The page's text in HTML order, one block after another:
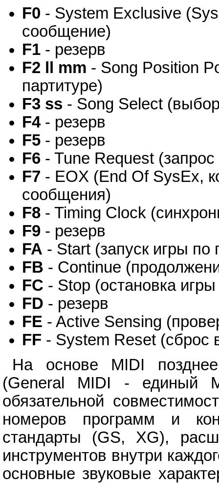
F0 - System Exclusive
сообщение)
F1 - резерв
F2 ll mm - Song Position
партитуре)
F3 ss - Song Select
F4- резерв
F5 - резерв
F6 - Tune Request (запрос
F7 - EOX (End Of SysEx,
сообщения)
F8 - Timing Clock
F9 - резерв
FA - Start (запуск игры по
FB - Continue
FC - Stop (остановка
FD - резерв
FE - Active Sensing
FF - System Reset (сброс
На основе MIDI
(General MIDI - единый
обязательной
номеров программ и
стандарты (GS, XG),
инструментов внутри
основные звуковые